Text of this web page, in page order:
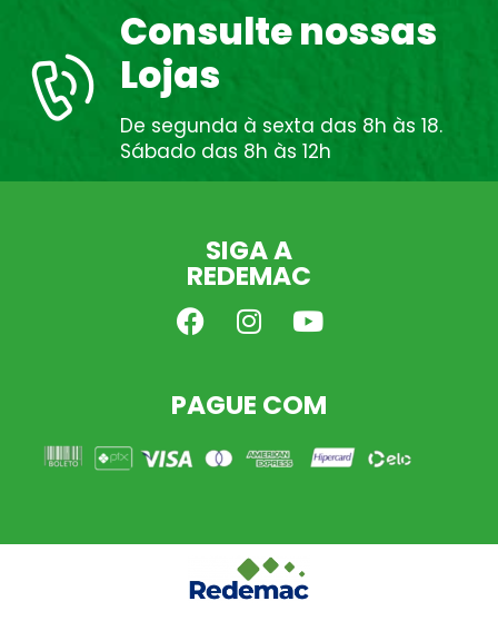
Consulte nossas
Lojas
De segunda à sexta das 8h às 18.
Sábado das 8h às 12h
SIGA A
REDEMAC
PAGUE COM